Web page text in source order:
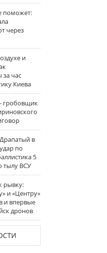
поможет:
через
и
за час
Киева
гробовщик
в
по
5
тылу ВСУ
рывку:
и «Центру»
и впервые
дронов